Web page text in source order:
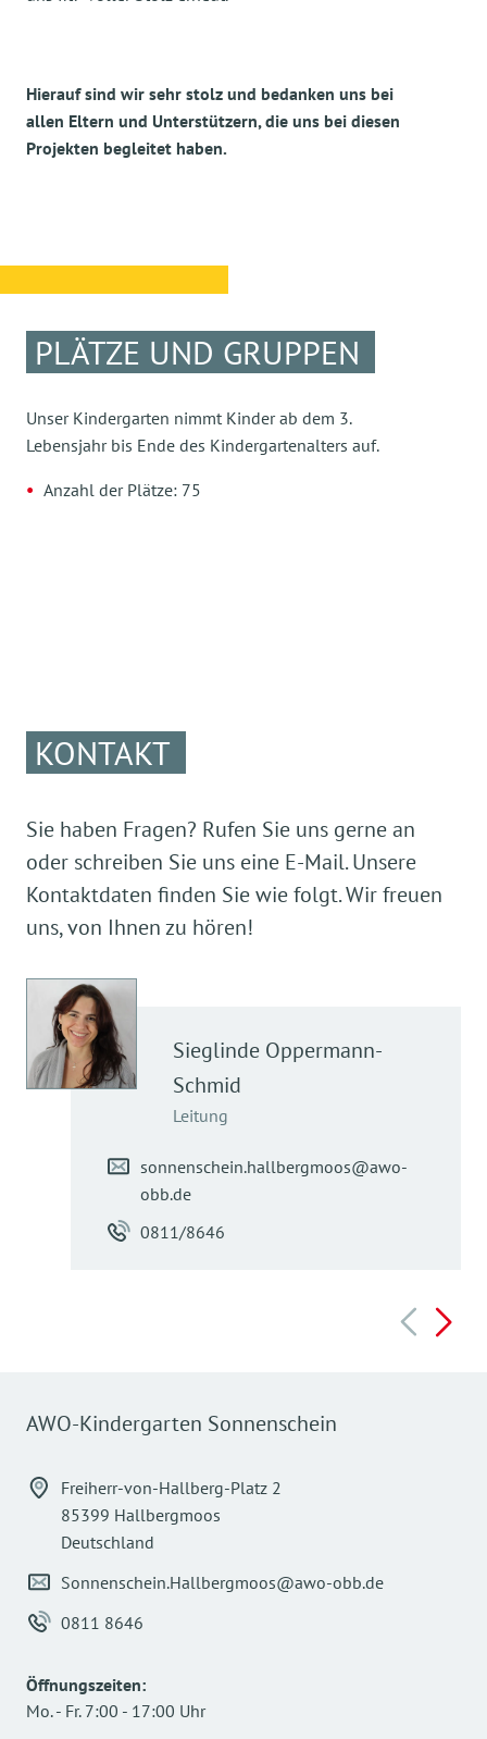
Hierauf sind wir sehr stolz und bedanken uns bei
allen Eltern und Unterstützern, die uns bei diesen
Projekten begleitet haben.
PLÄTZE UND GRUPPEN
Unser Kindergarten nimmt Kinder ab dem 3.
Lebensjahr bis Ende des Kindergartenalters auf.
Anzahl der Plätze: 75
KONTAKT
Sie haben Fragen? Rufen Sie uns gerne an
oder schreiben Sie uns eine E-Mail. Unsere
Kontaktdaten finden Sie wie folgt. Wir freuen
uns, von Ihnen zu hören!
Sieglinde Oppermann-
Schmid
Leitung
sonnenschein.hallbergmoos@awo-
obb.de
0811/8646
AWO-Kindergarten Sonnenschein
Freiherr-von-Hallberg-Platz 2
85399 Hallbergmoos
Deutschland
Sonnenschein.Hallbergmoos@awo-obb.de
0811 8646
Öffnungszeiten:
Mo.- Fr. 7:00 - 17:00 Uhr